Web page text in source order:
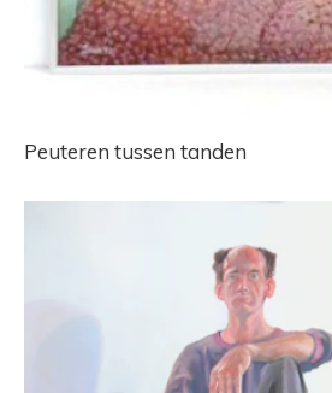
Peuteren tussen tanden